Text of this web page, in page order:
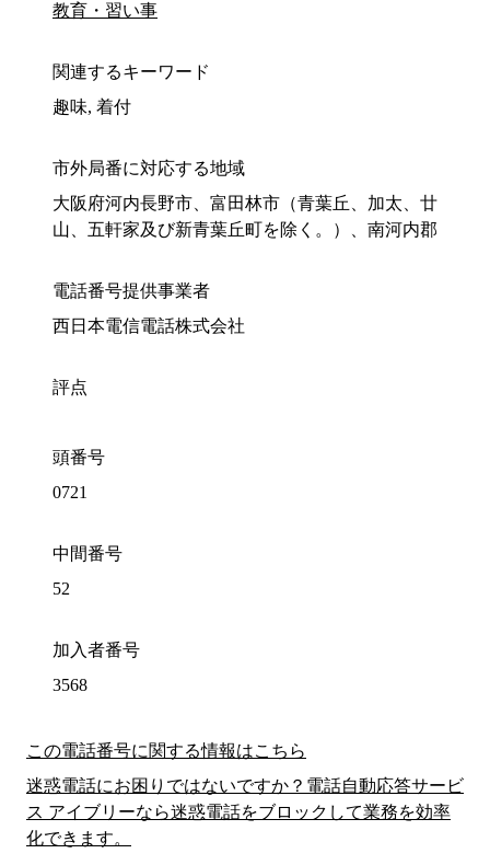
教育・習い事
関連するキーワード
趣味, 着付
市外局番に対応する地域
大阪府河内長野市、富田林市（青葉丘、加太、廿
山、五軒家及び新青葉丘町を除く。）、南河内郡
電話番号提供事業者
西日本電信電話株式会社
評点
頭番号
0721
中間番号
52
加入者番号
3568
この電話番号に関する情報はこちら
迷惑電話にお困りではないですか？電話自動応答サービ
ス アイブリーなら迷惑電話をブロックして業務を効率
化できます。